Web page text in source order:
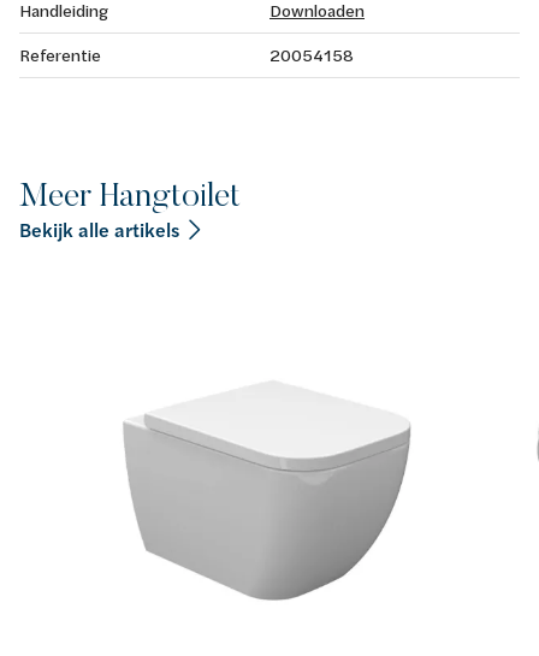
Handleiding
Downloaden
Referentie
20054158
Meer Hangtoilet
Bekijk alle artikels